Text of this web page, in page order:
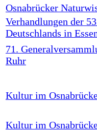
Osnabrücker
Verhandlungen der
Deutschlands in
71.
Ruhr
Kultur im
Kultur im